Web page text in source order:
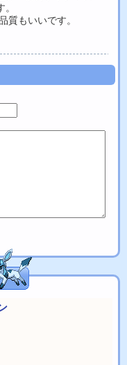
質もいいです。